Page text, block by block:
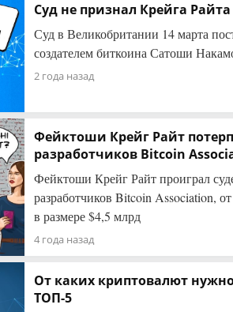
Суд не признал Крейга
Суд в Великобритании 14 марта
создателем биткоина Сатоши
2 года назад
Фейктоши Крейг Райт
разработчиков Bitcoin
Фейктоши Крейг Райт проиграл
разработчиков Bitcoin Association,
в размере $4,5 млрд
4 года назад
От каких криптовалют
ТОП-5